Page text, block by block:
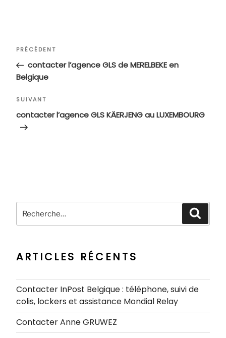
Navigation
l’article
Article
précédent
PRÉCÉDENT
contacter l’agence GLS de MERELBEKE en
Belgique
Article
suivant
SUIVANT
contacter l’agence GLS KÄERJENG au LUXEMBOURG
pour
ARTICLES RÉCENTS
Contacter InPost Belgique : téléphone, suivi de
colis, lockers et assistance Mondial Relay
Contacter Anne GRUWEZ